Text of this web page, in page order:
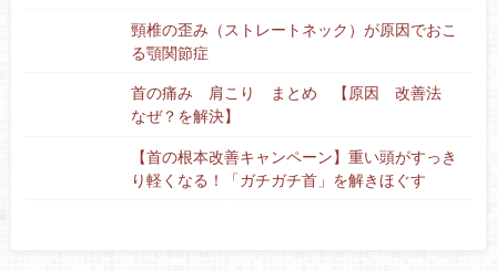
頸椎の歪み（ストレートネック）が原因でおこ
る顎関節症
首の痛み 肩こり まとめ 【原因 改善法
なぜ？を解決】
【首の根本改善キャンペーン】重い頭がすっき
り軽くなる！「ガチガチ首」を解きほぐす